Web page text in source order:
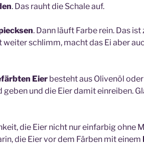
. Das rauht die Schale auf.
. Dann läuft Farbe rein. Das ist
weiter schlimm, macht das Ei aber
Eier besteht aus Olivenöl
geben und die Eier damit einreiben.
die Eier nicht nur einfarbig ohne
die Eier vor dem Färben mit einem